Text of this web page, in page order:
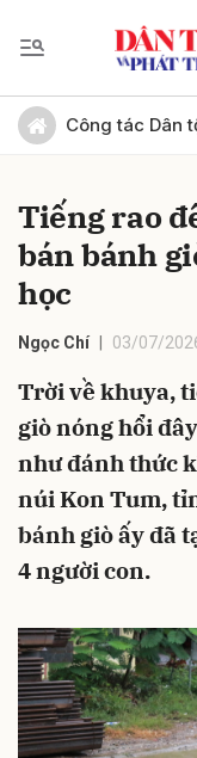
Công tác Dân
Tiếng rao
bán bánh
học
Ngọc Chí 03/07/
Trời về khuya,
giò nóng hổi
như đánh thức
núi Kon Tum,
bánh giò ấy đã
4 người con.
Gửi bình luận